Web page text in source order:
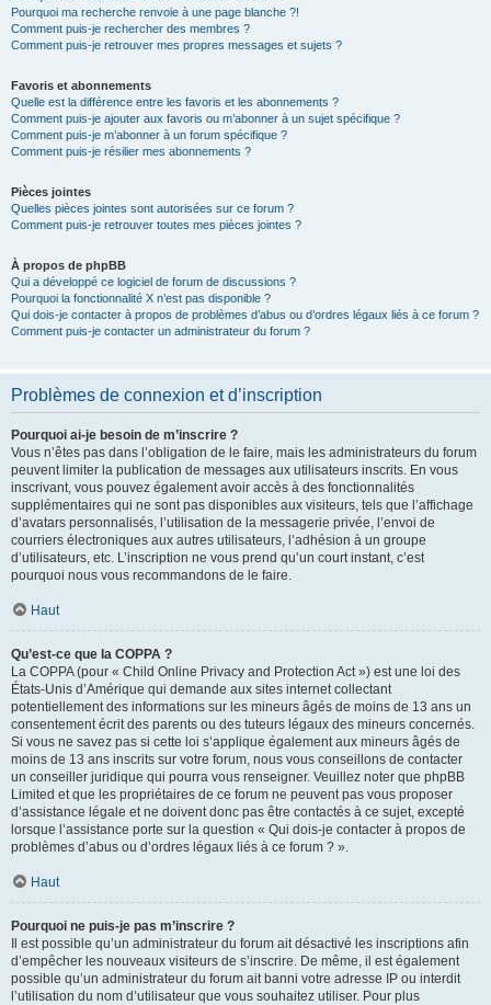
Pourquoi ma recherche renvoie à une page blanche ?!
Comment puis-je rechercher des membres ?
Comment puis-je retrouver mes propres messages et sujets ?
Favoris et abonnements
Quelle est la différence entre les favoris et les abonnements ?
Comment puis-je ajouter aux favoris ou m’abonner à un sujet spécifique ?
Comment puis-je m’abonner à un forum spécifique ?
Comment puis-je résilier mes abonnements ?
Pièces jointes
Quelles pièces jointes sont autorisées sur ce forum ?
Comment puis-je retrouver toutes mes pièces jointes ?
À propos de phpBB
Qui a développé ce logiciel de forum de discussions ?
Pourquoi la fonctionnalité X n’est pas disponible ?
Qui dois-je contacter à propos de problèmes d’abus ou d’ordres légaux liés à ce forum ?
Comment puis-je contacter un administrateur du forum ?
Problèmes de connexion et d’inscription
Pourquoi ai-je besoin de m’inscrire ?
Vous n’êtes pas dans l’obligation de le faire, mais les administrateurs du forum
peuvent limiter la publication de messages aux utilisateurs inscrits. En vous
inscrivant, vous pouvez également avoir accès à des fonctionnalités
supplémentaires qui ne sont pas disponibles aux visiteurs, tels que l’affichage
d’avatars personnalisés, l’utilisation de la messagerie privée, l’envoi de
courriers électroniques aux autres utilisateurs, l’adhésion à un groupe
d’utilisateurs, etc. L’inscription ne vous prend qu’un court instant, c’est
pourquoi nous vous recommandons de le faire.
Haut
Qu’est-ce que la COPPA ?
La COPPA (pour « Child Online Privacy and Protection Act ») est une loi des
États-Unis d’Amérique qui demande aux sites internet collectant
potentiellement des informations sur les mineurs âgés de moins de 13 ans un
consentement écrit des parents ou des tuteurs légaux des mineurs concernés.
Si vous ne savez pas si cette loi s’applique également aux mineurs âgés de
moins de 13 ans inscrits sur votre forum, nous vous conseillons de contacter
un conseiller juridique qui pourra vous renseigner. Veuillez noter que phpBB
Limited et que les propriétaires de ce forum ne peuvent pas vous proposer
d’assistance légale et ne doivent donc pas être contactés à ce sujet, excepté
lorsque l’assistance porte sur la question « Qui dois-je contacter à propos de
problèmes d’abus ou d’ordres légaux liés à ce forum ? ».
Haut
Pourquoi ne puis-je pas m’inscrire ?
Il est possible qu’un administrateur du forum ait désactivé les inscriptions afin
d’empêcher les nouveaux visiteurs de s’inscrire. De même, il est également
possible qu’un administrateur du forum ait banni votre adresse IP ou interdit
l’utilisation du nom d’utilisateur que vous souhaitez utiliser. Pour plus